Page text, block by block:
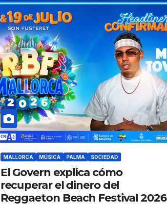
MALLORCA MÚSICA PALMA SOCIEDAD
El Govern explica cómo
recuperar el dinero del
Reggaeton Beach Festival 2026